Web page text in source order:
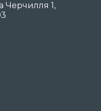
Черчилля 1,